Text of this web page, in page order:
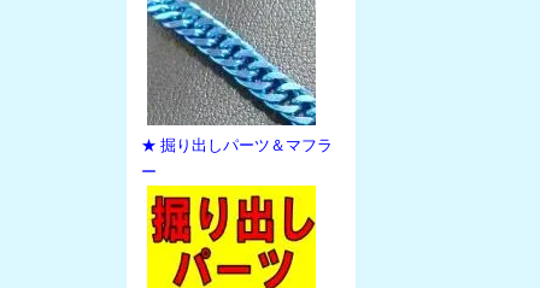
★ 掘り出しパーツ＆マフラ
ー